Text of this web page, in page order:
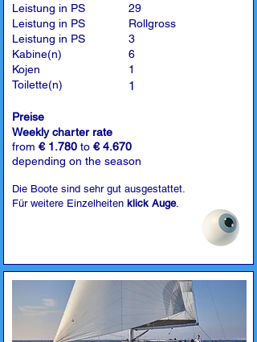
Leistung in PS
Leistung in PS
Leistung in PS
Kabine(n)
Kojen
Toilette(n)
29
Rollgross
3
6
1
1
Preise
Weekly charter rate
from € 1.780 to € 4.670
depending on the season
Die Boote sind sehr gut ausgestattet.
Für weitere Einzelheiten klick Auge.